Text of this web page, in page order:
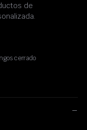
de
cerrado